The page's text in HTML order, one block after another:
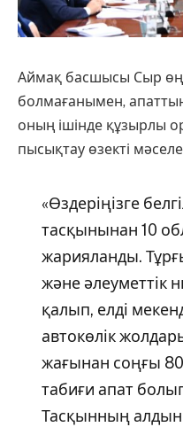
Аймақ басшысы Сыр
болмағанымен,
оның ішінде құзырлы
пысықтау өзекті мәселе
«Өздеріңізге
тасқынынан 10
жарияланды.
және әлеуметтік
қалып, елді
автокөлік
жағынан соңғы
табиғи апат
Тасқынның